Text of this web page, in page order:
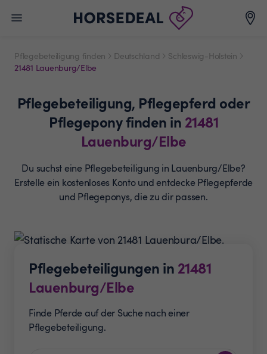
Pflegebeteiligung finden Deutschland
Schleswig-Holstein
21481 Lauenburg/Elbe
Pflegebeteiligung, Pflegepferd oder
Pflegeponyfinden in 21481
Lauenburg/Elbe
Du suchst eine Pflegebeteiligung in Lauenburg/Elbe?
Erstelle ein kostenloses Konto und entdecke Pflegepferde
und Pflegeponys, die zu dir passen.
Pflegebeteiligungen in 21481
Lauenburg/Elbe
Finde Pferde auf der Suche nach einer
Pflegebeteiligung.